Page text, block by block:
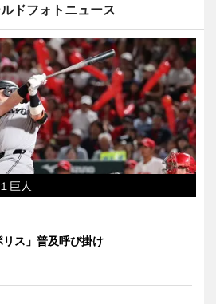
ドフォトニュース
巨人
リス」普及呼び掛け